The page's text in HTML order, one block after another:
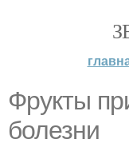
Фрукты
болезни